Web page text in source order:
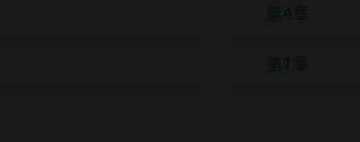
第4章
第1章